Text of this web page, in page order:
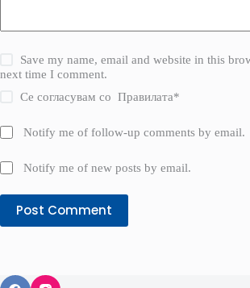
Save my name, email and website in this
next time I comment.
Се согласувам соПравилата*
Notify me of follow-up comments by email.
Notify me of new posts by email.
Post Comment